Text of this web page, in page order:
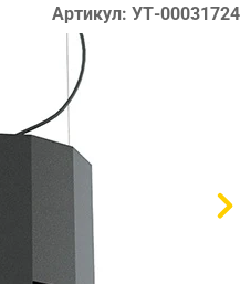
Артикул: УТ-00031724